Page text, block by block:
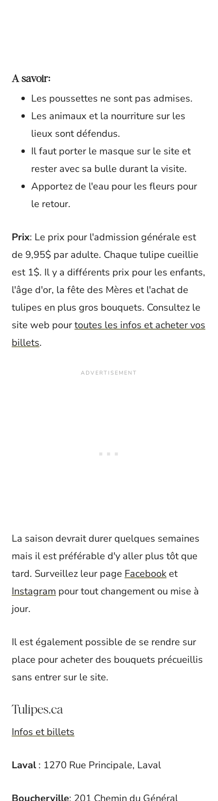
A savoir:
Les poussettes ne sont pas admises.
Les animaux et la nourriture sur les
lieux sont défendus.
Il faut porter le masque sur le site et
rester avec sa bulle durant la visite.
Apportez de l'eau pour les fleurs pour
le retour.
Prix: Le prix pour l'admission générale est
de 9,95$ par adulte. Chaque tulipe cueillie
est 1$. Il y a différents prix pour les enfants,
l'âge d'or, la fête des Mères et l'achat de
tulipes en plus gros bouquets. Consultez le
site web pourtoutes les infos et acheter vos
billets.
La saison devrait durer quelques semaines
mais il est préférable d'y aller plus tôt que
tard. Surveillez leur page Facebook et
Instagram pour tout changement ou mise à
jour.
Il est également possible de se rendre sur
place pour acheter des bouquets précueillis
sans entrer sur le site.
Tulipes.ca
Infos et billets
Laval: 1270 Rue Principale, Laval
Boucherville: 201 Chemin du Général